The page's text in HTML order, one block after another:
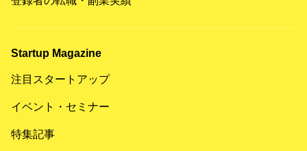
Startup Magazine
注目スタートアップ
イベント・セミナー
特集記事